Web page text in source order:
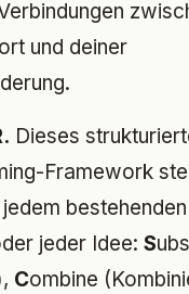
und deiner
Dieses
Framework
jeder Idee: S
Combine